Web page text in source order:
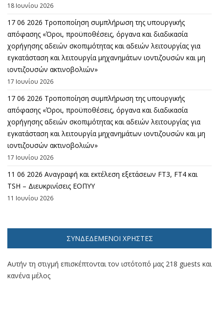
18 Ιουνίου 2026
17 06 2026 Τροποποίηση συμπλήρωση της υπουργικής
απόφασης «Όροι, προϋποθέσεις, όργανα και διαδικασία
χορήγησης αδειών σκοπιμότητας και αδειών λειτουργίας για
εγκατάσταση και λειτουργία μηχανημάτων ιοντιζουσών και μη
ιοντιζουσών ακτινοβολιών»
17 Ιουνίου 2026
17 06 2026 Τροποποίηση συμπλήρωση της υπουργικής
απόφασης «Όροι, προϋποθέσεις, όργανα και διαδικασία
χορήγησης αδειών σκοπιμότητας και αδειών λειτουργίας για
εγκατάσταση και λειτουργία μηχανημάτων ιοντιζουσών και μη
ιοντιζουσών ακτινοβολιών»
17 Ιουνίου 2026
11 06 2026 Αναγραφή και εκτέλεση εξετάσεων FT3, FT4 και
TSH – Διευκρινίσεις ΕΟΠΥΥ
11 Ιουνίου 2026
ΣΥΝΔΕΔΕΜΈΝΟΙ ΧΡΉΣΤΕΣ
Αυτήν τη στιγμή επισκέπτονται τον ιστότοπό μας 218 guests και
κανένα μέλος